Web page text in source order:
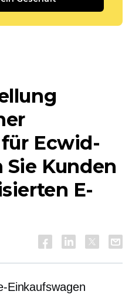
Ecwid-
Sie Kunden
E-
Einkaufswagen